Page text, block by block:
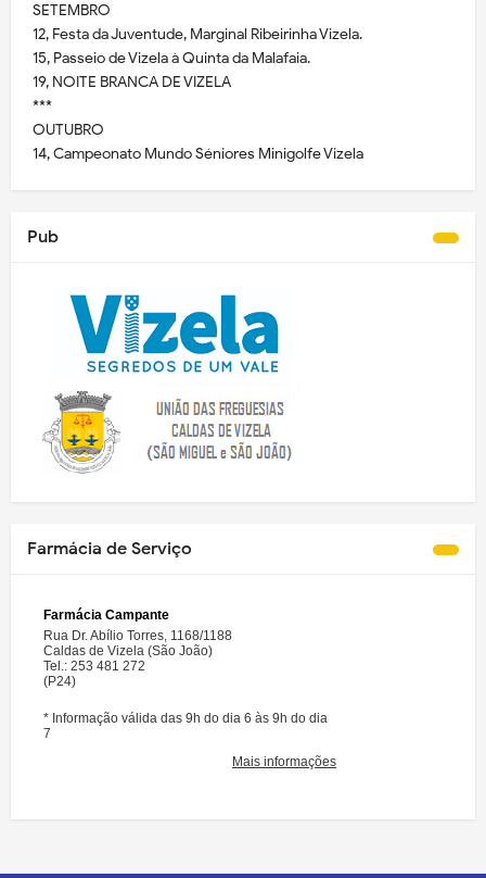
SETEMBRO
12, Festa da Juventude, Marginal Ribeirinha Vizela.
15, Passeio de Vizela à Quinta da Malafaia.
19, NOITE BRANCA DE VIZELA
***
OUTUBRO
14, Campeonato Mundo Séniores Minigolfe Vizela
Pub
Farmácia de Serviço